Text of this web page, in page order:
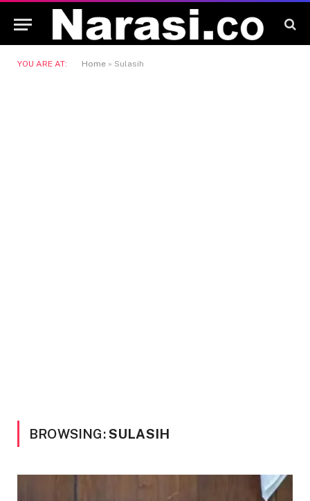
YOU ARE AT: Home » Sulasih
BROWSING:SULASIH